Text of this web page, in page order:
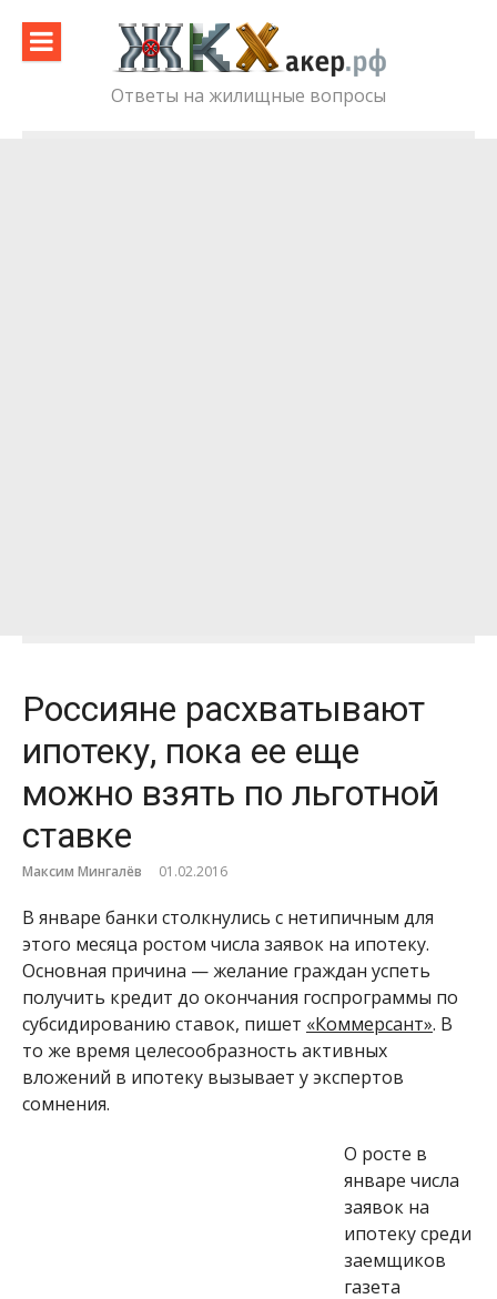
content
Ответы на жилищные вопросы
Россияне расхватывают
ипотеку, пока ее еще
можно взять по льготной
ставке
Максим Мингалёв 01.02.2016
В январе банки столкнулись с нетипичным для
этого месяца ростом числа заявок на ипотеку.
Основная причина — желание граждан успеть
получить кредит до окончания госпрограммы по
субсидированию ставок, пишет «Коммерсант». В
то же время целесообразность активных
вложений в ипотеку вызывает у экспертов
сомнения.
О росте в
январе числа
заявок на
ипотеку среди
заемщиков
газета